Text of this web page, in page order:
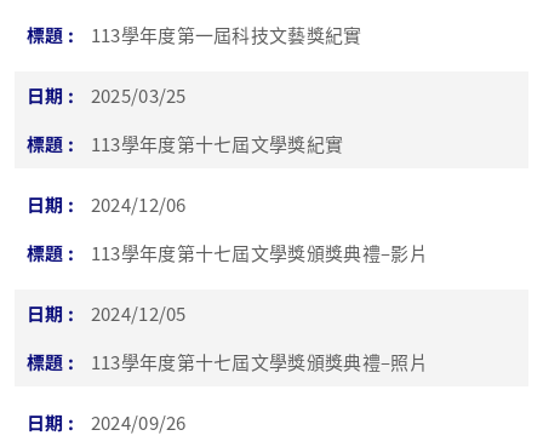
113學年度第一屆科技文藝獎紀實
2025/03/25
113學年度第十七屆文學獎紀實
2024/12/06
113學年度第十七屆文學獎頒獎典禮–影片
2024/12/05
113學年度第十七屆文學獎頒獎典禮–照片
2024/09/26